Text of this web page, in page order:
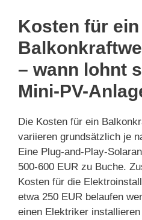
Kosten für ein
– wann lohnt
Mini-PV-
Die Kosten für ein
variieren grundsätzlich je
Eine Plug-and-Play-
500-600 EUR zu Buche.
Kosten für die
etwa 250 EUR belaufen
einen Elektriker